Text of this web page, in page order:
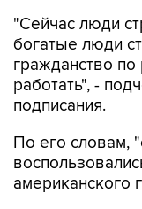
"Сейчас люди
богатые люди
гражданство
работать", -
подписания.
По его словам,
американского